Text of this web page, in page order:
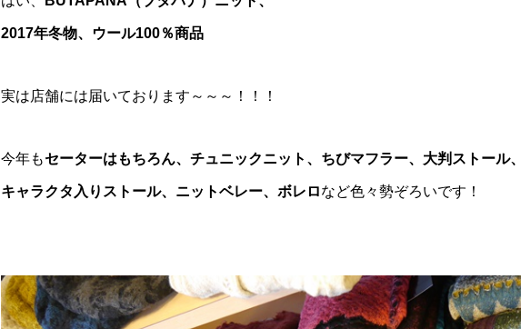
2017年冬物、ウール100％商品
実は店舗には届いております～～～！！！
今年もセーターはもちろん、チュニックニット、ちびマフラー、大判ストール
キャラクタ入りストール、ニットベレー、ボレロなど色々勢ぞろいです！